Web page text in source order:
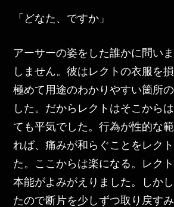
「どなた、ですか」
アーサーの姿をした誰かに問い
しません。彼はレクトの衣服を
極めて用途のわかりやすい箇所
した。だからレクトはそこから
ても平気でした。行為が性的な
れば、痛みが和らぐことをレク
た。ここからは楽になる。レク
本能がよみがえりました。しか
たので断片を少しずつ取り戻す